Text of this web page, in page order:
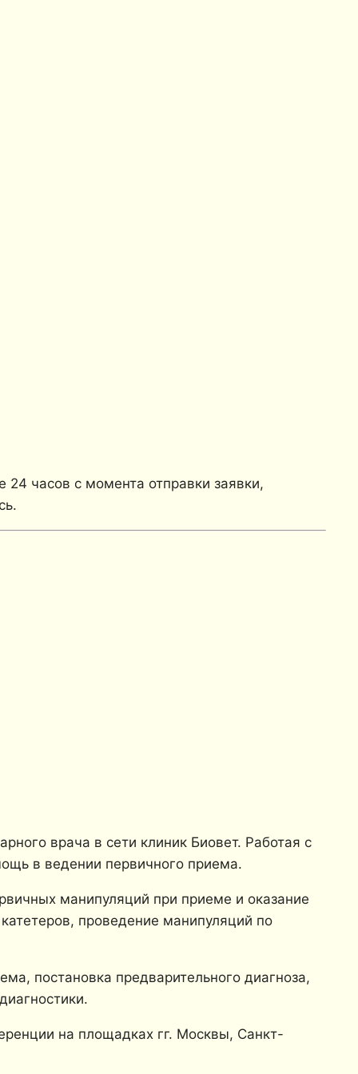
часов с момента отправки заявки,
врача в сети клиник Биовет. Работая с
в ведении первичного приема.
манипуляций при приеме и оказание
проведение манипуляций по
постановка предварительного диагноза,
на площадках гг. Москвы, Санкт-